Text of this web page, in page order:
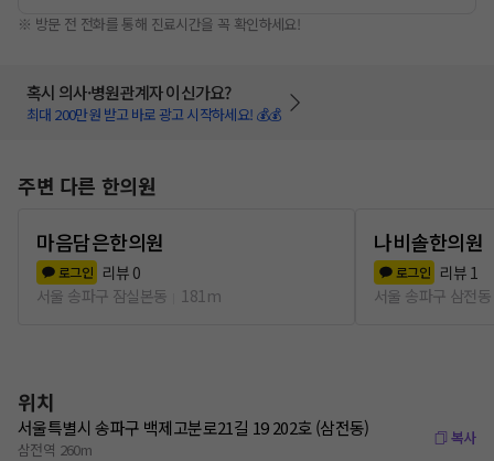
※ 방문 전 전화를 통해 진료시간을 꼭 확인하세요!
혹시 의사·병원관계자 이신가요?
최대 200만원 받고 바로 광고 시작하세요! 💰💰
주변 다른 한의원
마음담은한의원
로그인 리뷰 0
서울 송파구 잠실본동
181m
나비솔한의원
로그인 리뷰 1
서울 송파구 삼전동
위치
서울특별시 송파구 백제고분로21길 19 202호 (삼전동)
삼전역 260m
복사